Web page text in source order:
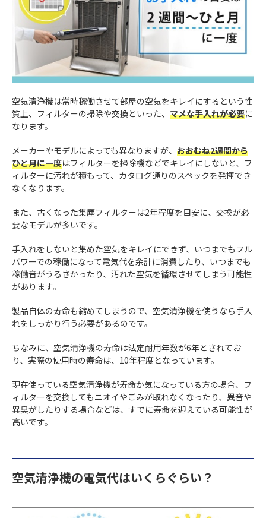
空気清浄機は常時稼働させて部屋の空気をキレイにするという性
質上、フィルターの掃除や交換といった、 マメな手入れが必要に
なります。
メーカーやモデルによっても異なりますが、 おおむね2週間から
ひと月に一度はフィルターを掃除機などでキレイにしないと、フ
ィルターに汚れが積もって、カタログ通りのスペックを発揮でき
なくなります。
また、古くなった集塵フィルターは2年程度を目安に、交換が必
要なモデルが多いです。
手入れをしないと集めた空気をキレイにできず、いつまでもフル
パワーでの稼働になって電気代を余計に消費したり、いつまでも
稼働音がうるさかったり、汚れた空気を循環させてしまう可能性
があります。
製品自体の寿命も縮めてしまうので、空気清浄機を使うなら手入
れをしっかり行う必要があるのです。
ちなみに、空気清浄機の寿命は法定耐用年数が6年とされてお
り、実際の使用時の寿命は、10年程度となっています。
現在使っている空気清浄機が寿命か気になっている方の場合、フ
ィルターを交換してもニオイやごみが取れなくなったり、異音や
異臭がしたりする場合などは、すでに寿命を迎えている可能性が
高いです。
空気清浄機の電気代はいくらぐらい？